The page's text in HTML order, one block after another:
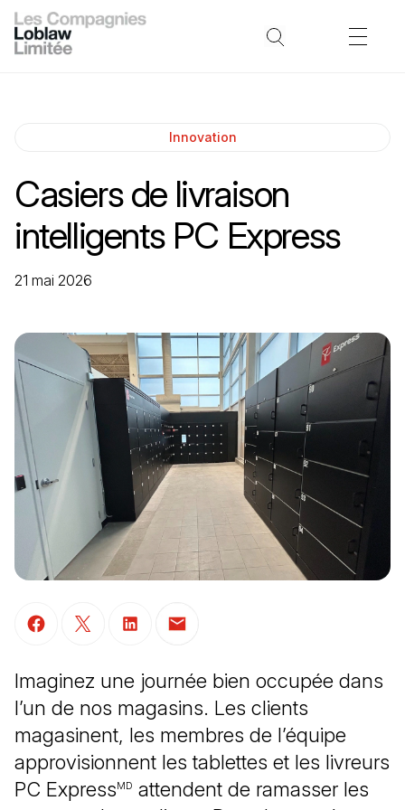
Innovation
Casiers de livraison
intelligents PC Express
21 mai 2026
Imaginez une journée bien occupée dans
l’un de nos magasins. Les clients
magasinent, les membres de l’équipe
approvisionnent les tablettes et les livreurs
PC ExpressMD attendent de ramasser les